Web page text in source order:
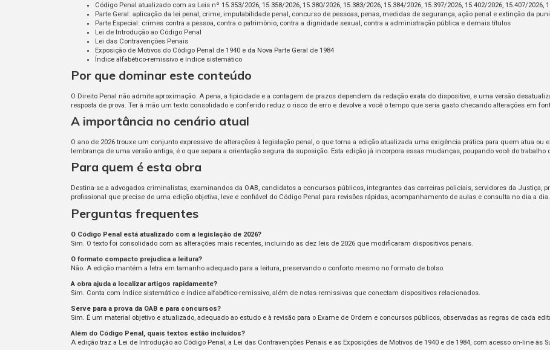
Código Penal atualizado com as Leis nº 15.353/2026, 15.358/2026, 15.380/2026, 15.383/2026, 15.384/2026, 15.397/2026, 15.402/2026, 15.407/2026,
Parte Geral: aplicação da lei penal, crime, imputabilidade penal, concurso de pessoas, penas, medidas de segurança, ação penal e extinção da
Parte Especial: crimes contra a pessoa, contra o patrimônio, contra a dignidade sexual, contra a administração pública e demais títulos
Lei de Introdução ao Código Penal
Lei das Contravenções Penais
Exposição de Motivos do Código Penal de 1940 e da Nova Parte Geral de 1984
Índice alfabético-remissivo e índice sistemático
Por que dominar este conteúdo
O Direito Penal não admite aproximação. A pena, a tipicidade e a contagem de prazos dependem da redação exata do dispositivo, e uma versão
resposta de prova. Ter à mão um texto consolidado e conferido reduz o risco de erro e devolve a você o tempo que seria gasto checando alterações em
A importância no cenário atual
O ano de 2026 trouxe um conjunto expressivo de alterações à legislação penal, o que torna a edição atualizada uma exigência prática para quem atua ou
lembrança de uma versão antiga, é o que separa a orientação segura da suposição. Esta edição já incorpora essas mudanças, poupando você do
Para quem é esta obra
Destina-se a advogados criminalistas, examinandos da OAB, candidatos a concursos públicos, integrantes das carreiras policiais, servidores da Justiça,
profissional que precise de uma edição objetiva, leve e confiável do Código Penal para revisões rápidas, acompanhamento de aulas e consulta no dia a dia.
Perguntas frequentes
O Código Penal está atualizado com a legislação de 2026?
Sim. O texto foi consolidado com as alterações mais recentes, incluindo as dez leis de 2026 que modificaram dispositivos penais.
O formato compacto prejudica a leitura?
Não. A edição mantém a letra em tamanho adequado para a leitura, preservando o conforto mesmo no formato de bolso.
A obra ajuda a localizar artigos rapidamente?
Sim. Conta com índice sistemático e índice alfabético-remissivo, além de notas remissivas que conectam dispositivos relacionados.
Serve para a prova da OAB e para concursos?
Sim. É um material objetivo e atualizado, adequado ao estudo e à revisão para o Exame de Ordem e concursos públicos, observadas as regras de cada
Além do Código Penal, quais textos estão incluídos?
A edição traz a Lei de Introdução ao Código Penal, a Lei das Contravenções Penais e as Exposições de Motivos de 1940 e de 1984, com acesso on-line às